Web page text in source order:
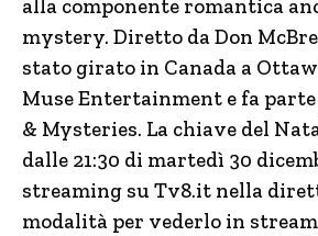
alla componente romantica
mystery. Diretto da Don
stato girato in Canada a
Muse Entertainment e fa
& Mysteries. La chiave del
dalle 21:30 di martedì 30
streaming su Tv8.it nella
modalità per vederlo in